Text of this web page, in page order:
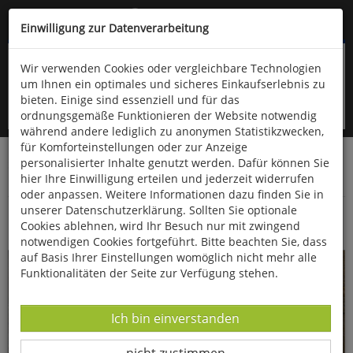
Kompletten Head der Seite überspringen
oder (06766) 9323-960
Startseite Bücher Downloads
Zeitschriften
Fossilien
Helmut Keupp, Hans-Jürgen Lierl
Einwilligung zur Datenverarbeitung
Wir verwenden Cookies oder vergleichbare Technologien
um Ihnen ein optimales und sicheres Einkaufserlebnis zu
bieten. Einige sind essenziell und für das
ordnungsgemäße Funktionieren der Website notwendig
während andere lediglich zu anonymen Statistikzwecken,
für Komforteinstellungen oder zur Anzeige
personalisierter Inhalte genutzt werden. Dafür können Sie
hier Ihre Einwilligung erteilen und jederzeit widerrufen
oder anpassen. Weitere Informationen dazu finden Sie in
unserer Datenschutzerklärung. Sollten Sie optionale
Cookies ablehnen, wird Ihr Besuch nur mit zwingend
notwendigen Cookies fortgeführt. Bitte beachten Sie, dass
auf Basis Ihrer Einstellungen womöglich nicht mehr alle
Funktionalitäten der Seite zur Verfügung stehen.
Datenverarbeitung -
Ich bin einverstanden